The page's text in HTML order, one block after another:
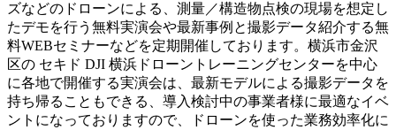
ズなどのドローンによる、測量／構造物点検の現場を想定し
たデモを行う無料実演会や最新事例と撮影データ紹介する無
料WEBセミナーなどを定期開催しております。横浜市金沢
区の セキド DJI 横浜ドローントレーニングセンターを中心
に各地で開催する実演会は、最新モデルによる撮影データを
持ち帰ることもできる、導入検討中の事業者様に最適なイベ
ントになっておりますので、ドローンを使った業務効率化に